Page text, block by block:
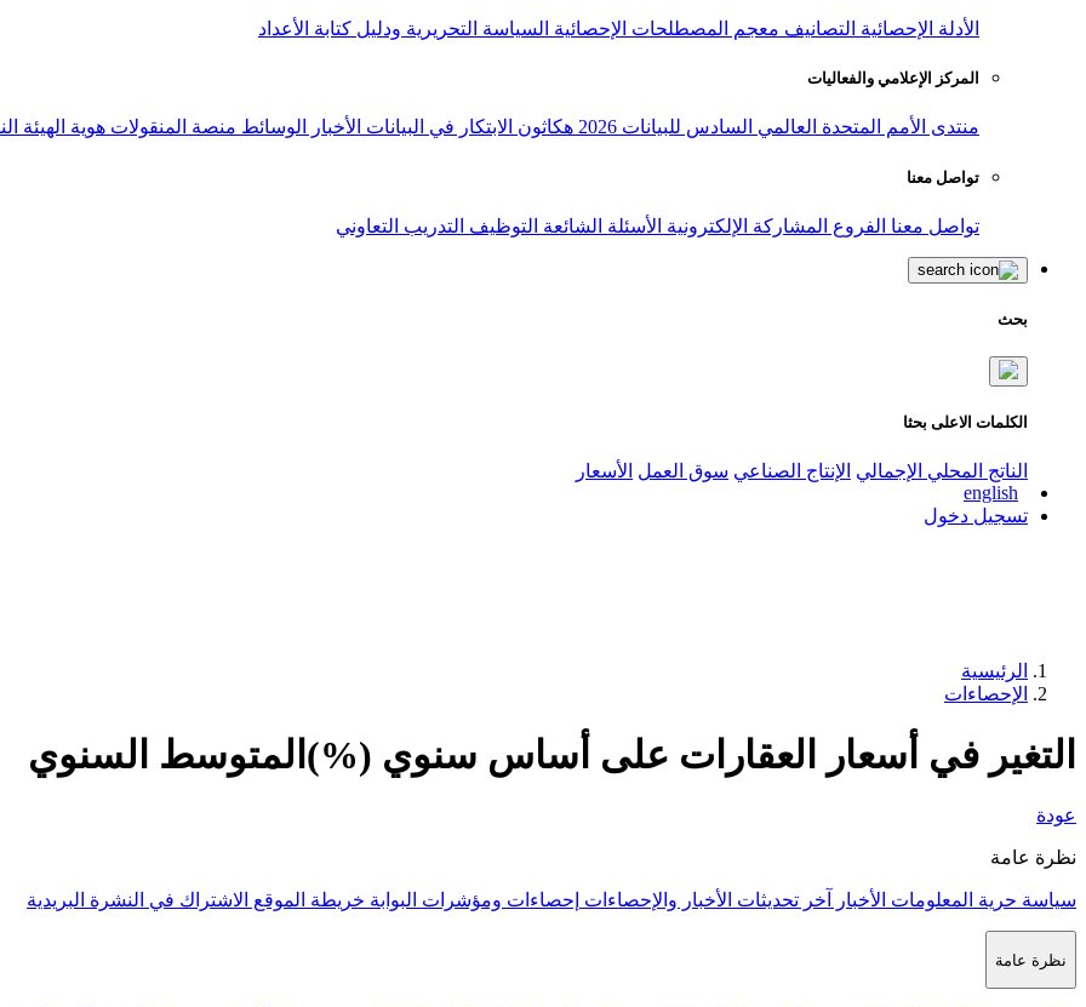
الأدلة الإحصائية التصانيف معجم المصطلحات الإحصائية السياسة التحريرية ودليل كتابة الأعداد
المركز الإعلامي والفعاليات
منتدى الأمم المتحدة العالمي السادس للبيانات 2026 هكاثون الابتكار في البيانات الأخبار الوسائط منصة المنقولات هوية الهيئة
تواصل معنا
تواصل معنا الفروع المشاركة الإلكترونية الأسئلة الشائعة التوظيف التدريب التعاوني
بحث
الكلمات الاعلى بحثا
الناتج المحلي الإجمالي الإنتاج الصناعي سوق العمل الأسعار
english
تسجيل دخول
الرئيسية
الإحصاءات
التغير في أسعار العقارات على أساس سنوي (%)المتوسط السنوي
عودة
نظرة عامة
سياسة حرية المعلومات الأخبار آخر تحديثات الأخبار والإحصاءات إحصاءات ومؤشرات البوابة خريطة الموقع الاشتراك في النشرة البريدية
نظرة عامة